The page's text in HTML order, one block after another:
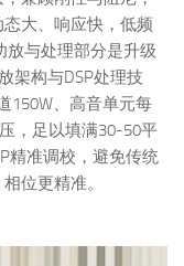
大、响应快，低频
放与处理部分是升级
架构与DSP处理技
150W、高音单元每
，足以填满30-50平
精准调校，避免传统
位更精准。